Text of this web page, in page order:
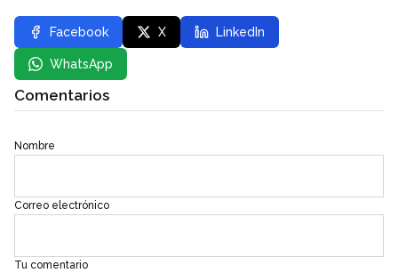
Facebook X LinkedIn
WhatsApp
Comentarios
Nombre
Correo electrónico
Tu comentario